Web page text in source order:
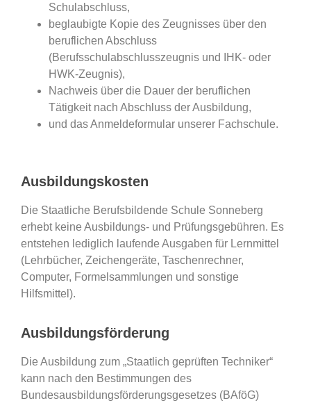
Schulabschluss,
beglaubigte Kopie des Zeugnisses über den
beruflichen Abschluss
(Berufsschulabschlusszeugnis und IHK- oder
HWK-Zeugnis),
Nachweis über die Dauer der beruflichen
Tätigkeit nach Abschluss der Ausbildung,
und das Anmeldeformular unserer Fachschule.
Ausbildungskosten
Die Staatliche Berufsbildende Schule Sonneberg
erhebt keine Ausbildungs- und Prüfungsgebühren. Es
entstehen lediglich laufende Ausgaben für Lernmittel
(Lehrbücher, Zeichengeräte, Taschenrechner,
Computer, Formelsammlungen und sonstige
Hilfsmittel).
Ausbildungsförderung
Die Ausbildung zum „Staatlich geprüften Techniker“
kann nach den Bestimmungen des
Bundesausbildungsförderungsgesetzes (BAföG)